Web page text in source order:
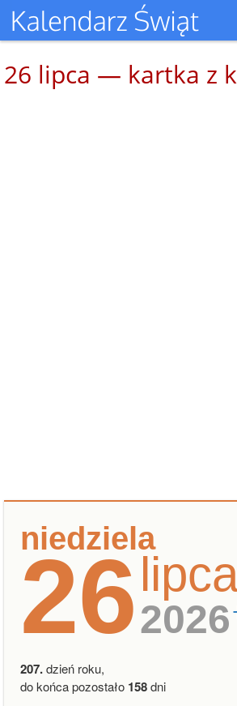
26 lipca — kartka z
niedziela
262026
207.dzień roku,
do końca pozostało 158dni